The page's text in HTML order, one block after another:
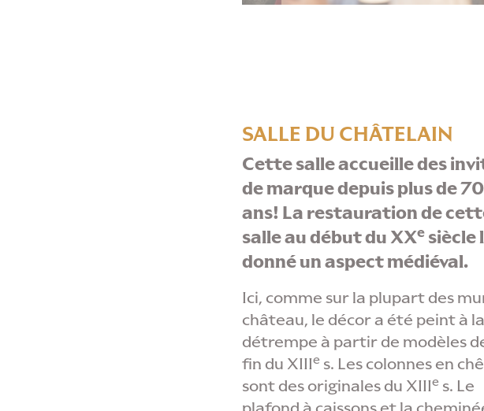
SALLE DU CHÂTELAIN
Cette salle accueille des
de marque depuis plus de
ans! La restauration de
salle au début du XXe siècle
donné un aspect médiéval.
Ici, comme sur la plupart des
château, le décor a été peint à la
détrempe à partir de modèles
fin du XIIIe s. Les colonnes en
sont des originales du XIIIe s. Le